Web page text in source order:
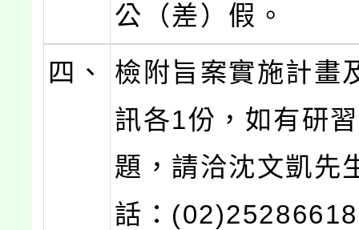
公（差）假。
四、
檢附旨案實施計畫
訊各1份，如有研
題，請洽沈文凱先
話：